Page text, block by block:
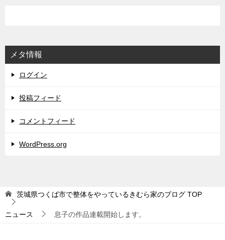
メタ情報
ログイン
投稿フィード
コメントフィード
WordPress.org
茨城県つくば市で整体をやっているきむら家のブログ TOP
ニュース 息子の作品連載開始します。